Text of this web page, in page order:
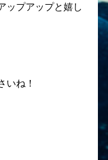
ップアップと嬉し
いね！